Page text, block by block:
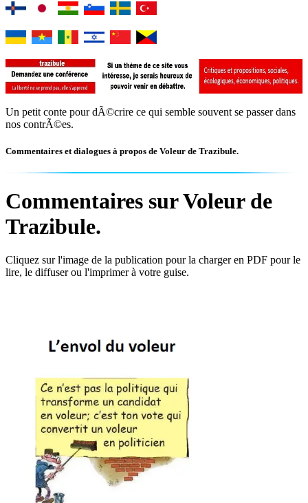
Un petit conte pour dÃ©crire ce qui semble souvent se passer dans
nos contrÃ©es.
Commentaires et dialogues à propos de Voleur de Trazibule.
Commentaires sur Voleur de
Trazibule.
Cliquez sur l'image de la publication pour la charger en PDF pour le
lire, le diffuser ou l'imprimer à votre guise.